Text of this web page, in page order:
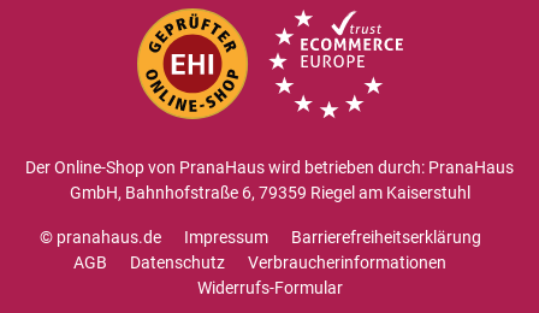
Der Online-Shop von PranaHaus wird betrieben durch: PranaHaus
GmbH, Bahnhofstraße 6, 79359 Riegel am Kaiserstuhl
© pranahaus.de Impressum
Barrierefreiheitserklärung
AGB
Datenschutz
Verbraucherinformationen
Widerrufs-Formular